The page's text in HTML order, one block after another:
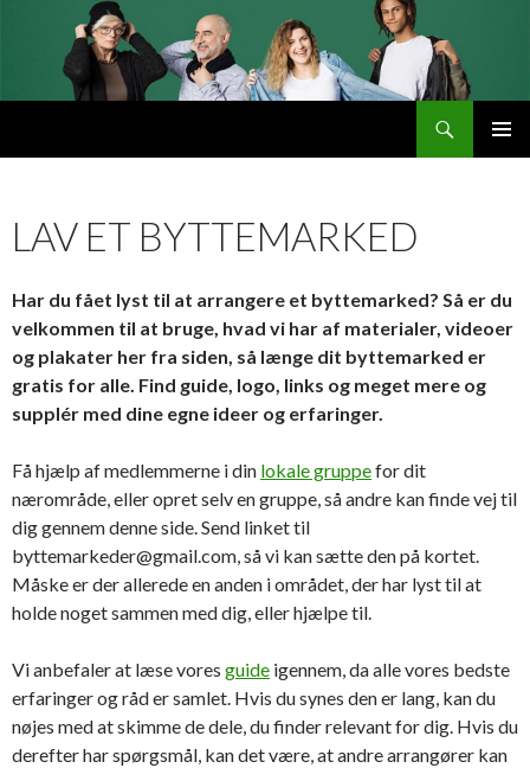
LAV ET BYTTEMARKED
Har du fået lyst til at arrangere et byttemarked? Så er du
velkommen til at bruge, hvad vi har af materialer, videoer
og plakater her fra siden, så længe dit byttemarked er
gratis for alle. Find guide, logo, links og meget mere og
supplér med dine egne ideer og erfaringer.
Få hjælp af medlemmerne i din lokale gruppefor dit
nærområde, eller opret selv en gruppe, så andre kan finde vej til
dig gennem denne side. Send linket til
byttemarkeder@gmail.com, så vi kan sætte den på kortet.
Måske er der allerede en anden i området, der har lyst til at
holde noget sammen med dig, eller hjælpe til.
Vi anbefaler at læse vores guide igennem, da alle vores bedste
erfaringer og råd er samlet. Hvis du synes den er lang, kan du
nøjes med at skimme de dele, du finder relevant for dig. Hvis du
derefter har spørgsmål, kan det være, at andre arrangører kan